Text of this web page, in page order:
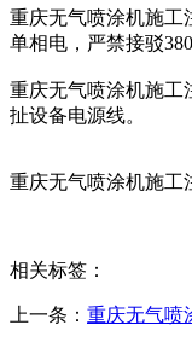
重庆无气喷涂机施工
单相电，严禁接驳
重庆无气喷涂机施工
扯设备电源线。
重庆无气喷涂机施工
相关标签：
上一条： 重庆无气喷